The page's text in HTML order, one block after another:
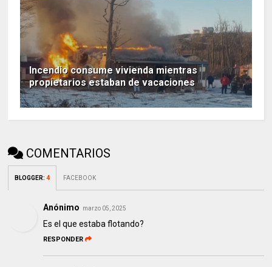
Incendio consume vivienda mientras
propietarios estaban de vacaciones
COMENTARIOS
BLOGGER:4 FACEBOOK
Anónimo marzo 05, 2025
Es el que estaba flotando?
RESPONDER